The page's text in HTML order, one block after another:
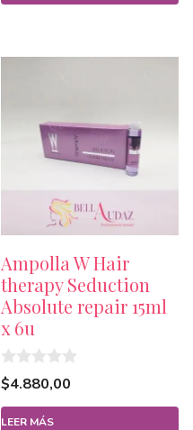
Ampolla W Hair
therapy Seduction
Absolute repair 15ml
x 6u
0
d
e
5
$4.880,00
LEER MÁS